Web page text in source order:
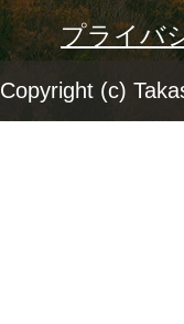
プライバ
Copyright (c)